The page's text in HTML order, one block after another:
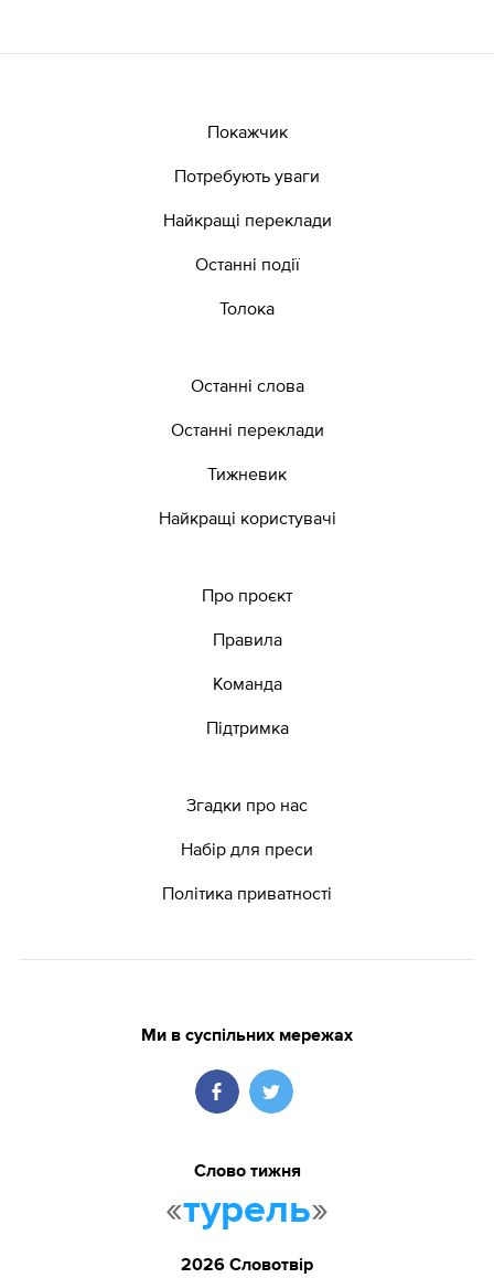
Покажчик
Потребують уваги
Найкращі переклади
Останні події
Толока
Останні слова
Останні переклади
Тижневик
Найкращі користувачі
Про проєкт
Правила
Команда
Підтримка
Згадки про нас
Набір для преси
Політика приватності
Ми в суспільних мережах
Слово тижня
«турель»
2026 Словотвір